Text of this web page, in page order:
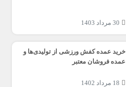
30 مرداد 1403
خرید عمده کفش ورزشی از تولیدی‌ها و
عمده فروشان معتبر
18 مرداد 1402